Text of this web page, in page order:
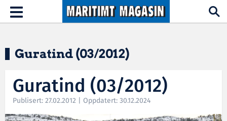
Hopp til hovedinnhold
Toggle
navigation
Guratind (03/2012)
Guratind (03/2012)
Publisert: 27.02.2012 | Oppdatert: 30.12.2024